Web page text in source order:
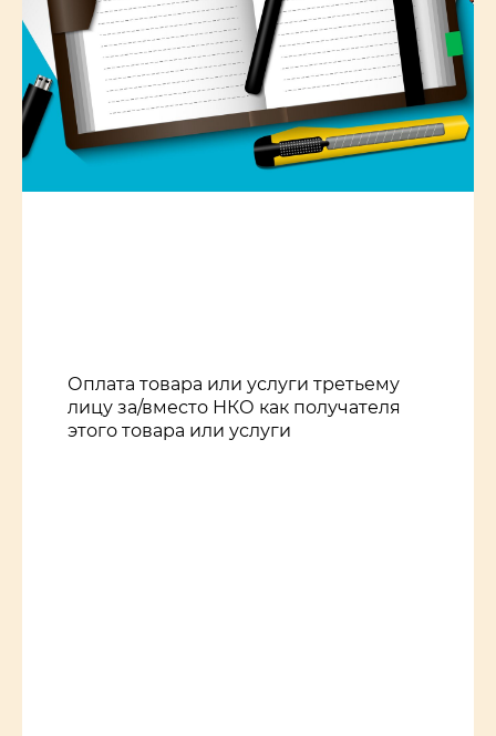
Оплата товара или услуги третьему
лицу за/вместо НКО как получателя
этого товара или услуги